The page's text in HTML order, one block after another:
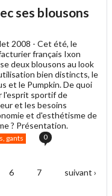
à
ses blousons
2008 - Cet été, le
français Ixon
deux blousons au look
bien distincts, le
et le Pumpkin. De quoi
l'esprit sportif de
et les besoins
et d'esthétisme de
? Présentation.
gants 0
6 7
suivant ›